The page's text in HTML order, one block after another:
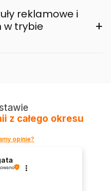
reklamowe i
w trybie
+
z całego okresu
opinie?